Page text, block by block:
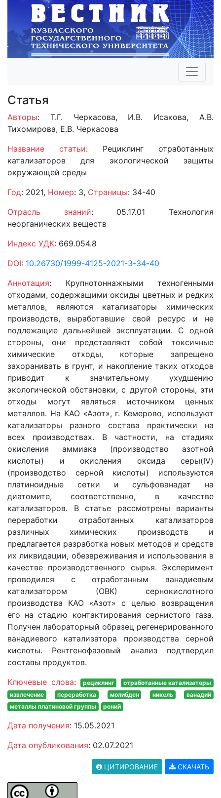
Статья
Авторы: Т.Г. Черкасова, И.В. Исакова, А.В.
Тихомирова, Е.В. Черкасова
Название статьи: Рециклинг отработанных
катализаторов для экологической защиты
окружающей среды
Год: 2021, Номер: 3, Страницы: 34-40
Отрасль знаний: 05.17.01 Технология
неорганических веществ
Индекс УДК: 669.054.8
DOI: 10.26730/1999-4125-2021-3-34-40
Аннотация: Крупнотоннажными техногенными
отходами, содержащими оксиды цветных и редких
металлов, являются катализаторы химических
производств, выработавшие свой ресурс и не
подлежащие дальнейшей эксплуатации. С одной
стороны, они представляют собой токсичные
химические отходы, которые запрещено
захоранивать в грунт, и накопление таких отходов
приводит к значительному ухудшению
экологической обстановки, c другой стороны, эти
отходы могут являться источником ценных
металлов. На КАО «Азот», г. Кемерово, используют
катализаторы разного состава практически на
всех производствах. В частности, на стадиях
окисления аммиака (производство азотной
кислоты) и окисления оксида серы(IV)
(производство серной кислоты) используются
платиноидные сетки и сульфованадат на
диатомите, соответственно, в качестве
катализаторов. В статье рассмотрены варианты
переработки отработанных катализаторов
различных химических производств и
предлагается разработка новых методов и средств
их ликвидации, обезвреживания и использования в
качестве производственного сырья. Эксперимент
проводился с отработанным ванадиевым
катализатором (ОВК) сернокислотного
производства КАО «Азот» с целью возвращения
его на стадию контактирования сернистого газа.
Получен лабораторный образец регенерированного
ванадиевого катализатора производства серной
кислоты. Рентгенофазовый анализ подтвердил
составы продуктов.
Ключевые слова: рециклинг
отработанные катализаторы
извлечение
переработка молибден никель
ванадий
металлы платиновой группы
рений
Дата получения: 15.05.2021
Дата опубликования: 02.07.2021
ЦИТИРОВАНИЕ СКАЧАТЬ